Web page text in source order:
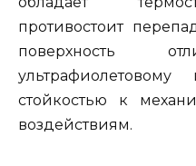
противостоит
поверхность
ультрафиолетовому
стойкостью к
воздействиям.